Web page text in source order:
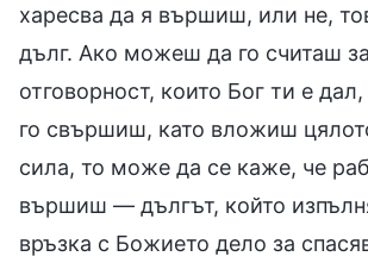
харесва да я вършиш, или не,
дълг. Ако можеш да го считаш
отговорност, които Бог ти е
го свършиш, като вложиш
сила, то може да се каже, че
вършиш — дългът, който
връзка с Божието дело за